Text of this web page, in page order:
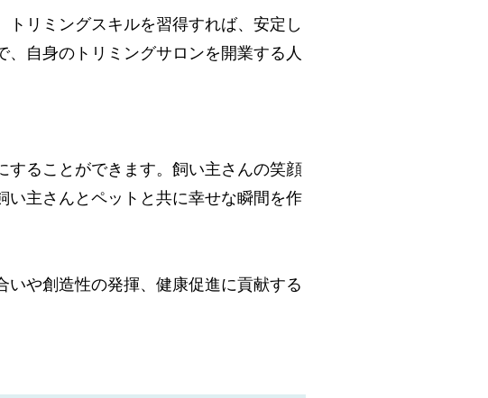
リミングスキルを習得すれば、安定し
自身のトリミングサロンを開業する人
することができます。飼い主さんの笑顔
主さんとペットと共に幸せな瞬間を作
や創造性の発揮、健康促進に貢献する